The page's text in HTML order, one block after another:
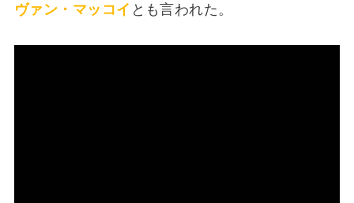
ヴァン・マッコイ とも言われた。